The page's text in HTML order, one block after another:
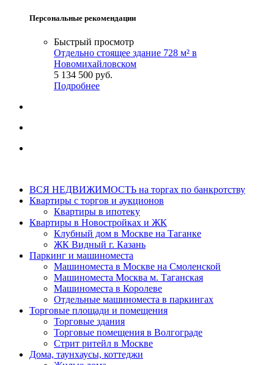
Персональные рекомендации
Быстрый просмотр
Отдельно стоящее здание 728 м² в
Новомихайловском
5 134 500 руб.
Подробнее
ВСЯ НЕДВИЖИМОСТЬ на торгах по банкротству
Квартиры с торгов и аукционов
Квартиры в ипотеку
Квартиры в Новостройках и ЖК
Клубный дом в Москве на Таганке
ЖК Видный г. Казань
Паркинг и машиноместа
Машиноместа в Москве на Смоленской
Машиноместа Москва м. Таганская
Машиноместа в Королеве
Отдельные машиноместа в паркингах
Торговые площади и помещения
Торговые здания
Торговые помещения в Волгограде
Стрит ритейл в Москве
Дома, таунхаусы, коттеджи